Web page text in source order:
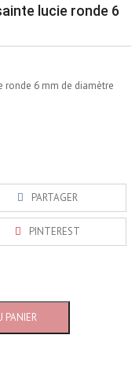
lucie ronde 6
6 mm de diamètre
PARTAGER
PINTEREST
PANIER